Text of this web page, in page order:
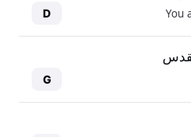
You
D
G